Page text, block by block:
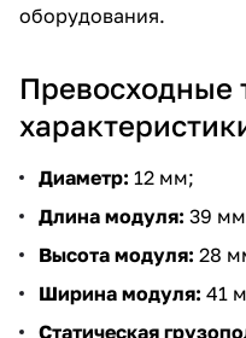
оборудования.
Превосходные
Диаметр: 12 мм;
Длина модуля: 39
Высота модуля: 28
Ширина модуля: 41
Статическая